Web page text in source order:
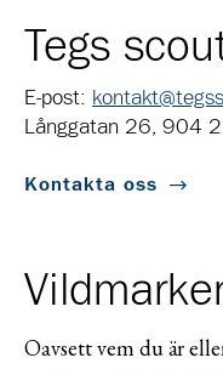
Tegs
E-post:
Långgatan 26, 904
Kontakta oss
Oavsett vem du är